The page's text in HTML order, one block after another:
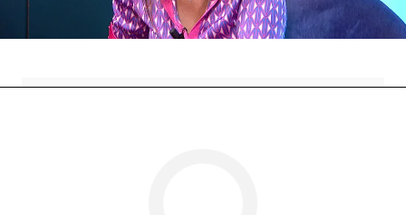
» Programas » Y ahora Sonsoles